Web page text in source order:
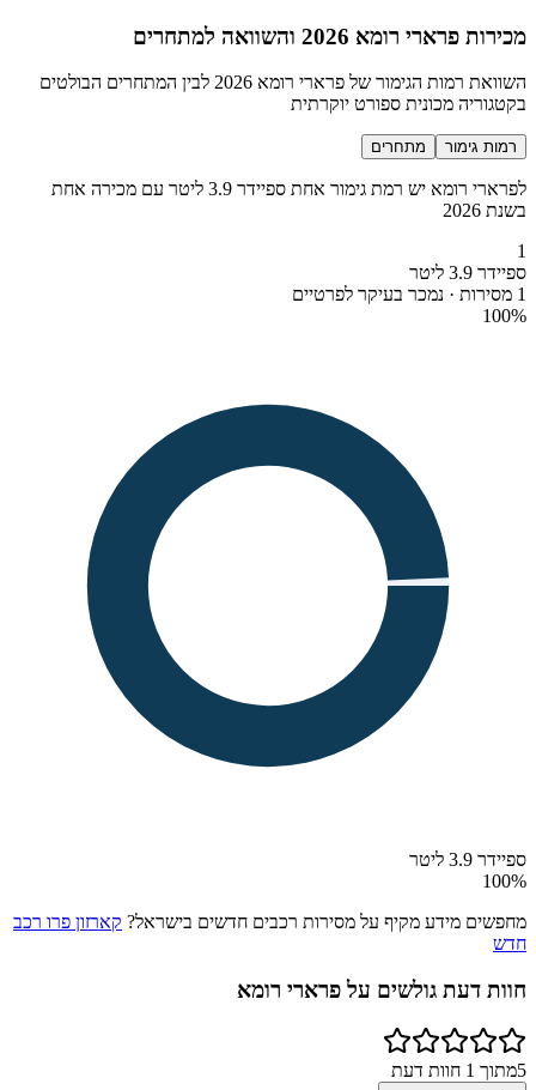
מכירות פרארי רומא 2026 והשוואה למתחרים
השוואת רמות הגימור של פרארי רומא 2026 לבין המתחרים הבולטים
בקטגוריה מכונית ספורט יוקרתית
רמות גימור מתחרים
לפרארי רומא יש רמת גימור אחת ספיידר 3.9 ליטר עם מכירה אחת
בשנת 2026
1
ספיידר 3.9 ליטר
1 מסירות · נמכר בעיקר לפרטיים
100%
ספיידר 3.9 ליטר
100%
מחפשים מידע מקיף על מסירות רכבים חדשים בישראל? קארזון פרו רכב
חדש
חוות דעת גולשים על פרארי רומא
5מתוך 1 חוות דעת